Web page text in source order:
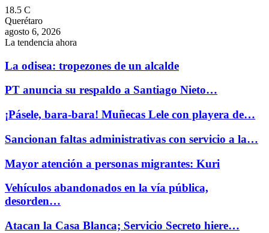
18.5 C
Querétaro
agosto 6, 2026
La tendencia ahora
La odisea: tropezones de un alcalde
PT anuncia su respaldo a Santiago Nieto…
¡Pásele, bara-bara! Muñecas Lele con playera de…
Sancionan faltas administrativas con servicio a la…
Mayor atención a personas migrantes: Kuri
Vehículos abandonados en la vía pública,
desorden…
Atacan la Casa Blanca; Servicio Secreto hiere…